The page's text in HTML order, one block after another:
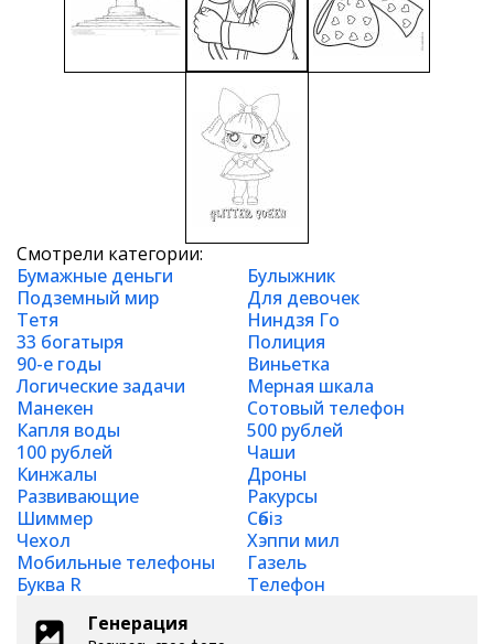
Смотрели категории:
Бумажные деньги
Булыжник
Подземный мир
Для девочек
Тетя
Ниндзя Го
33 богатыря
Полиция
90-е годы
Виньетка
Логические задачи
Мерная шкала
Манекен
Сотовый телефон
Капля воды
500 рублей
100 рублей
Чаши
Кинжалы
Дроны
Развивающие
Ракурсы
Шиммер
Сәбіз
Чехол
Хэппи мил
Мобильные телефоны
Газель
Буква R
Телефон
Генерация